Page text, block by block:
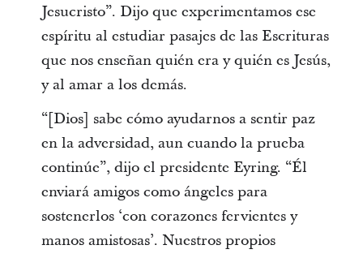
Jesucristo”. Dijo que experimentamos ese
espíritu al estudiar pasajes de las Escrituras
que nos enseñan quién era y quién es Jesús,
y al amar a los demás.
“[Dios] sabe cómo ayudarnos a sentir paz
en la adversidad, aun cuando la prueba
continúe”, dijo el presidente Eyring. “Él
enviará amigos como ángeles para
sostenerlos ‘con corazones fervientes y
manos amistosas’. Nuestros propios